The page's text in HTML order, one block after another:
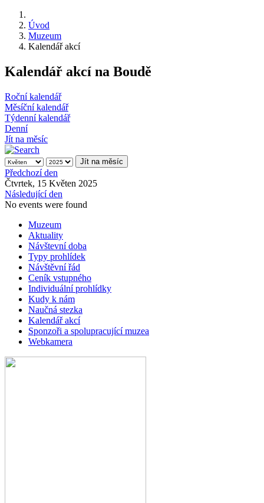
Úvod
Muzeum
Kalendář akcí
Kalendář akcí na Boudě
Roční kalendář
Měsíční kalendář
Týdenní kalendář
Denní
Jít na měsíc
Jít na měsíc
Předchozí den
Čtvrtek, 15 Květen 2025
Následující den
No events were found
Muzeum
Aktuality
Návštevní doba
Typy prohlídek
Návštěvní řád
Ceník vstupného
Individuální prohlídky
Kudy k nám
Naučná stezka
Kalendář akcí
Sponzoři a spolupracující muzea
Webkamera